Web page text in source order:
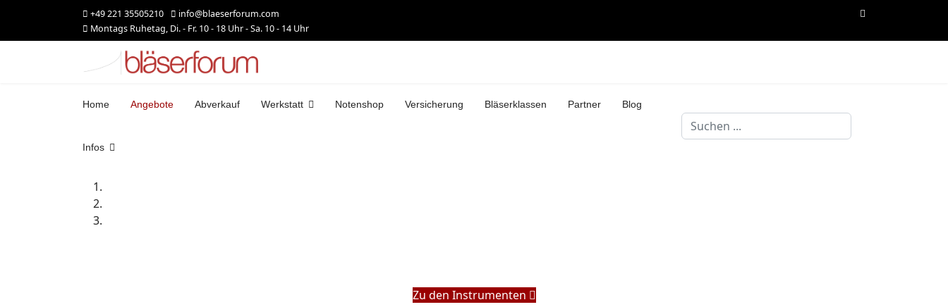
+49 221 35505210
info@blaeserforum.com
Montags Ruhetag, Di. - Fr. 10 - 18 Uhr - Sa. 10 - 14 Uhr
Home Angebote Abverkauf Werkstatt Notenshop Versicherung Bläserklassen Partner Blog
Infos
Suchen
...
Zu den Instrumenten